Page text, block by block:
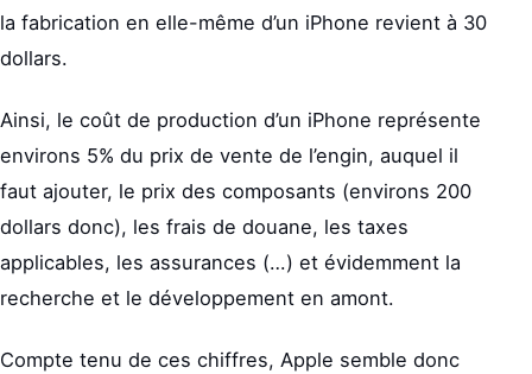
la fabrication en elle-même d’un iPhone revient à 30
dollars.
Ainsi, le coût de production d’un iPhone représente
environs 5% du prix de vente de l’engin, auquel il
faut ajouter, le prix des composants (environs 200
dollars donc), les frais de douane, les taxes
applicables, les assurances (…) et évidemment la
recherche et le développement en amont.
Compte tenu de ces chiffres, Apple semble donc